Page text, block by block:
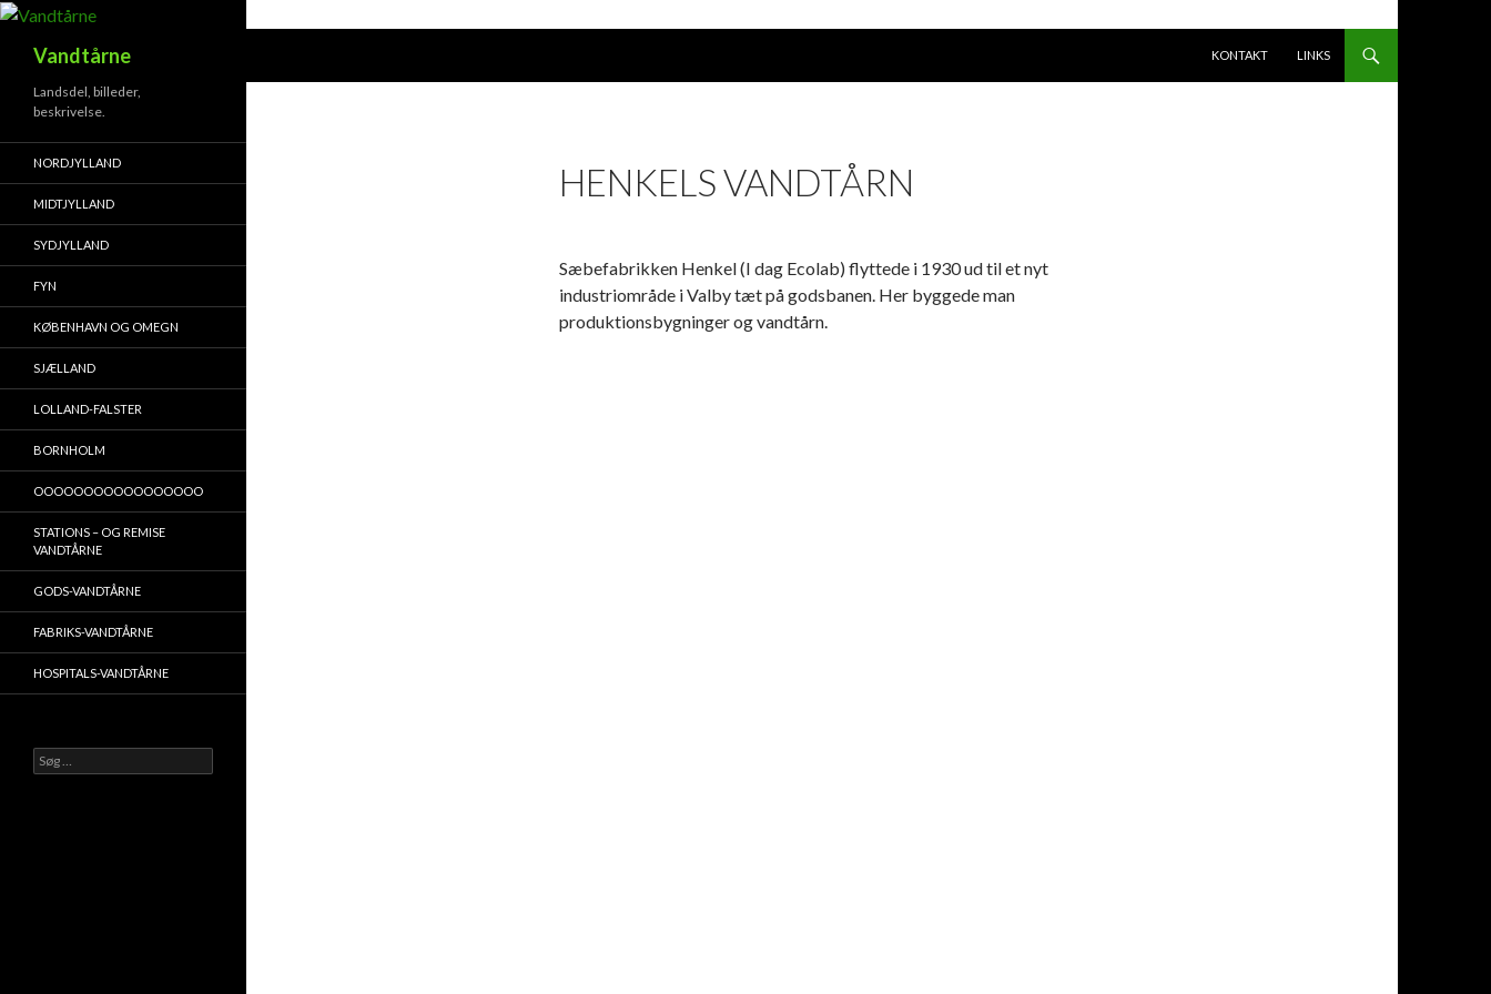
Vandtårne
KONTAKT
LINKS
HENKELS VANDTÅRN
Sæbefabrikken Henkel (I dag Ecolab) flyttede i 1930 ud til et nyt
industriområde i Valby tæt på godsbanen. Her byggede man
produktionsbygninger og vandtårn.
Landsdel, billeder,
beskrivelse.
NORDJYLLAND
MIDTJYLLAND
SYDJYLLAND
FYN
KØBENHAVN OG OMEGN
SJÆLLAND
LOLLAND-FALSTER
BORNHOLM
OOOOOOOOOOOOOOOOO
STATIONS – OG REMISE
VANDTÅRNE
GODS-VANDTÅRNE
FABRIKS-VANDTÅRNE
HOSPITALS-VANDTÅRNE
Søg
efter: